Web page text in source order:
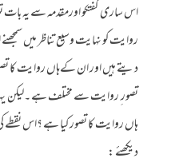
اس ساری گفتکو اورمقدمہ سے یہ بات
روایت کو نہایت وسیع تناظر میں
دیتے ہیں اور ان کےہاں روایت
تصور ِ روایت سے مختلف ہے ۔لیکن
ہاں روایت کا تصور کیا ہے ؟اس
دیکھئے :